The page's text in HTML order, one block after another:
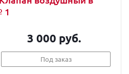
1
3 000 руб.
Под заказ